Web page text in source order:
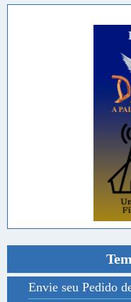
Envie seu Pedido